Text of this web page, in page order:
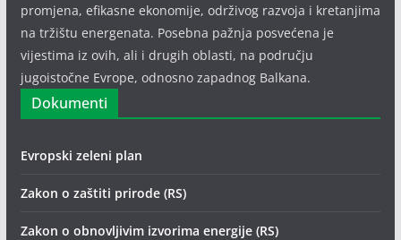
promjena, efikasne ekonomije, održivog razvoja i kretanjima
na tržištu energenata. Posebna pažnja posvećena je
vijestima iz ovih, ali i drugih oblasti, na području
jugoistočne Evrope, odnosno zapadnog Balkana.
Dokumenti
Evropski zeleni plan
Zakon o zaštiti prirode (RS)
Zakon o obnovljivim izvorima energije (RS)